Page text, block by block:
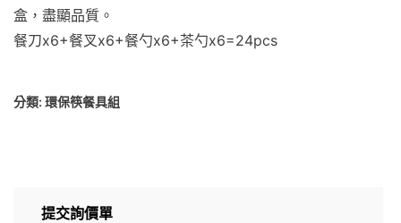
盒，盡顯品質。
餐刀x6+餐叉x6+餐勺x6+茶勺x6=24pcs
分類: 環保筷餐具組
提交詢價單